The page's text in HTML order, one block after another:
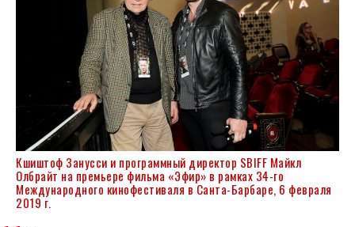
Кшиштоф Занусси и программный директор SBIFF Майкл
Олбрайт на премьере фильма «Эфир» в рамках 34-го
Международного кинофестиваля в Санта-Барбаре, 6 февраля
2019 г.